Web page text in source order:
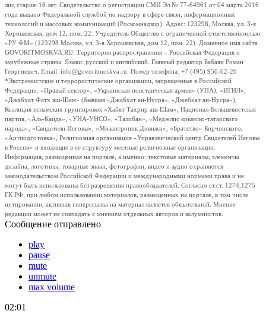
лиц старше 16 лет. Свидетельство о регистрации СМИ Эл № 77-64961 от 04 марта 2016
года выдано Федеральной службой по надзору в сфере связи, информационных
технологий и массовых коммуникаций (Роскомнадзор). Адрес: 123298, Москва, ул. 3-я
Хорошевская, дом 12, пом. 22. Учредитель Общество с ограниченной ответственностью
«РУ ФМ» (123298 Москва, ул. 3-я Хорошевская, дом 12, пом. 22). Доменное имя сайта
GOVORITMOSKVA.RU. Территория распространения – Российская Федерация и
зарубежные страны. Языки: русский и английский. Главный редактор Бабаян Роман
Георгиевич. Email: info@govoritmoskva.ru. Номер телефона: +7 (495) 950-62-26
*Экстремистские и террористические организации, запрещенные в Российской
Федерации: «Правый сектор», «Украинская повстанческая армия» (УПА), «ИГИЛ»,
«Джабхат Фатх аш-Шам» (бывшая «Джабхат ан-Нусра», «Джебхат ан-Нусра»),
Коалиция исламских группировок «Хайят Тахрир аш-Шам», Национал-Большевистская
партия, «Аль-Каида», «УНА-УНСО», «Талибан», «Меджлис крымско-татарского
народа», «Свидетели Иеговы», «Мизантропик Дивижн», «Братство» Корчинского,
«Артподготовка», Религиозная организация «Управленческий центр Свидетелей Иеговы
в России» и входящие в ее структуру местные религиозные организации.
Информация, размещенная на портале, а именно: текстовые материалы, элементы
дизайна, логотипы, товарные знаки, фотографии, видео и аудио охраняются
законодательством Российской Федерации и международными нормами права и не
могут быть использованы без разрешения правообладателей. Согласно ст.ст. 1274,1275
ГК РФ, при любом использовании материалов, размещенных на портале, в том числе
цитировании, активная гиперссылка на материал является обязательной. Мнение
редакции может не совпадать с мнением отдельных авторов и колумнистов.
Сообщение отправлено
play
pause
mute
unmute
max volume
02:01